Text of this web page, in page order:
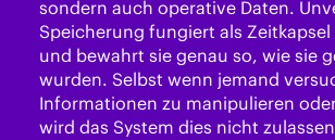
sondern auch operative Daten.
Speicherung fungiert als
und bewahrt sie genau so, wie sie
wurden. Selbst wenn jemand
Informationen zu manipulieren
wird das System dies nicht